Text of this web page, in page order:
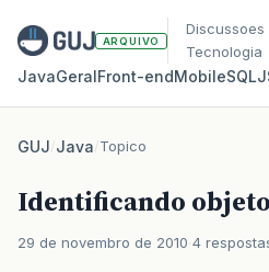
ARQUIVO
Tecnologia
JavaGeralFront‑endMobileSQL
GUJ/Java/Topico
Identificando objeto
29 de novembro de 2010 4